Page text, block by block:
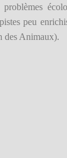
peu
des Animaux).